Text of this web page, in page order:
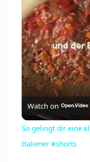
Watch on
So gelingt dir eine
Italiener #shorts